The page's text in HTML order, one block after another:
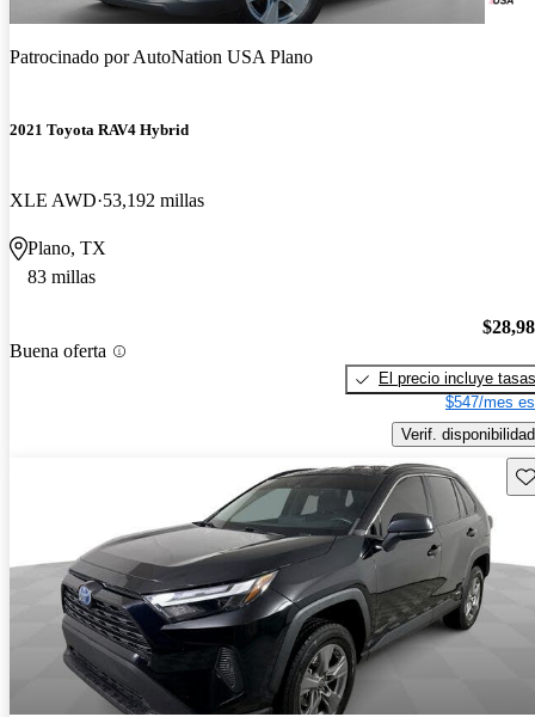
Patrocinado porAutoNation USA Plano
2021 Toyota RAV4 Hybrid
XLE AWD 53,192 millas
Plano, TX
83 millas
Buena oferta
El precio incluye tasas
$547/mes
Verif. disponibilidad